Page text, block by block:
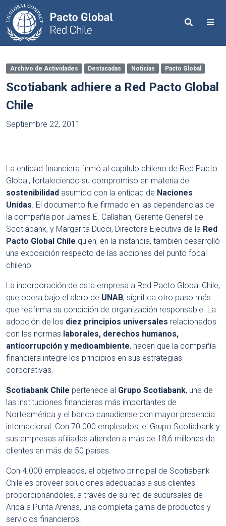
Search
Archivo de Actividades Destacadas Noticias Pacto Global
Scotiabank adhiere a Red Pacto Global
Chile
Septiembre 22, 2011
La entidad financiera firmó al capítulo chileno de Red Pacto
Global, fortaleciendo su compromiso en materia de
sostenibilidad asumido con la entidad de Naciones
Unidas. El documento fue firmado en las dependencias de
la compañía por James E. Callahan, Gerente General de
Scotiabank, y Margarita Ducci, Directora Ejecutiva de la Red
Pacto Global Chile quien, en la instancia, también desarrolló
una exposición respecto de las acciones del punto focal
chileno.
La incorporación de esta empresa a Red Pacto Global Chile,
que opera bajo el alero de UNAB, significa otro paso más
que reafirma su condición de organización responsable. La
adopción de los diez principios universales relacionados
con las normas laborales, derechos humanos,
anticorrupción y medioambiente, hacen que la compañía
financiera integre los principios en sus estrategias
corporativas.
Scotiabank Chile pertenece al Grupo Scotiabank, una de
las instituciones financieras más importantes de
Norteamérica y el banco canadiense con mayor presencia
internacional. Con 70.000 empleados, el Grupo Scotiabank y
sus empresas afiliadas atienden a más de 18,6 millones de
clientes en más de 50 países.
Con 4.000 empleados, el objetivo principal de Scotiabank
Chile es proveer soluciones adecuadas a sus clientes
proporcionándoles, a través de su red de sucursales de
Arica a Punta Arenas, una completa gama de productos y
servicios financieros.